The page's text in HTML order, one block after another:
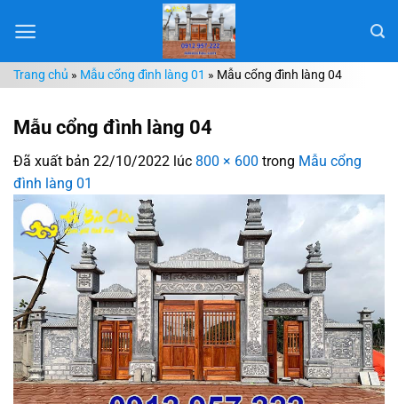
đến
dungTrang chủ » Mẫu cổng đình làng 01 » Mẫu cổng đình làng 04
Mẫu cổng đình làng 04
Đã xuất bản 22/10/2022 lúc 800 × 600 trong Mẫu cổng
đình làng 01